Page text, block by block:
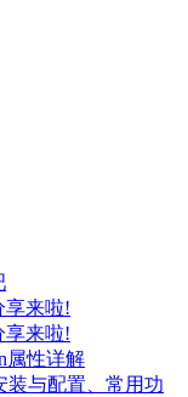
享来啦!
享来啦!
属性详解
装与配置、常用功